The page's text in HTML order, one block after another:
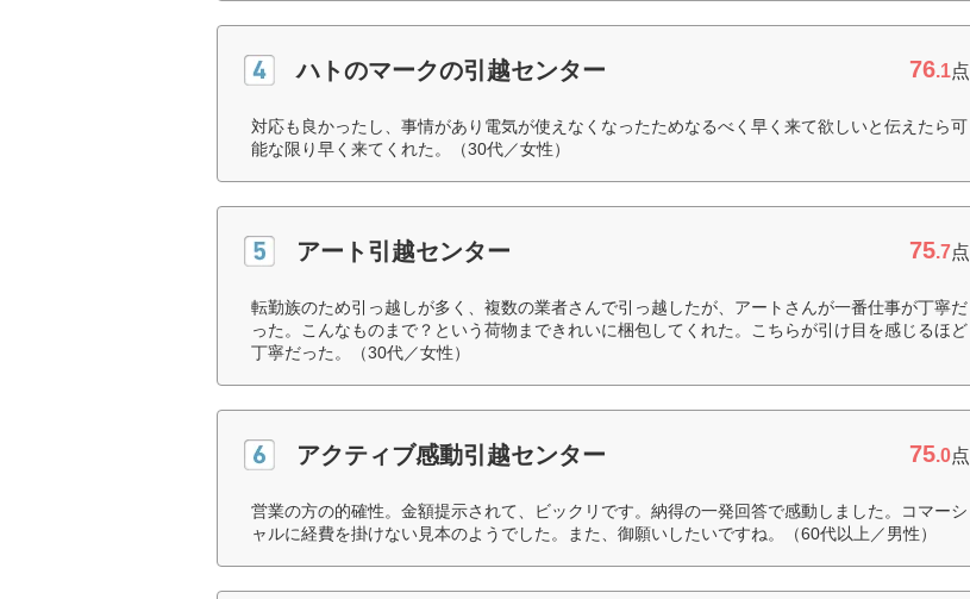
ハトのマークの引越センター 76.1点
対応も良かったし、事情があり電気が使えなくなったためなるべく早く来て欲しいと伝えたら可
能な限り早く来てくれた。（30代／女性）
アート引越センター 75.7点
転勤族のため引っ越しが多く、複数の業者さんで引っ越したが、アートさんが一番仕事が丁寧だ
った。こんなものまで？という荷物まできれいに梱包してくれた。こちらが引け目を感じるほど
丁寧だった。（30代／女性）
アクティブ感動引越センター 75.0点
営業の方の的確性。金額提示されて、ビックリです。納得の一発回答で感動しました。コマーシ
ャルに経費を掛けない見本のようでした。また、御願いしたいですね。（60代以上／男性）